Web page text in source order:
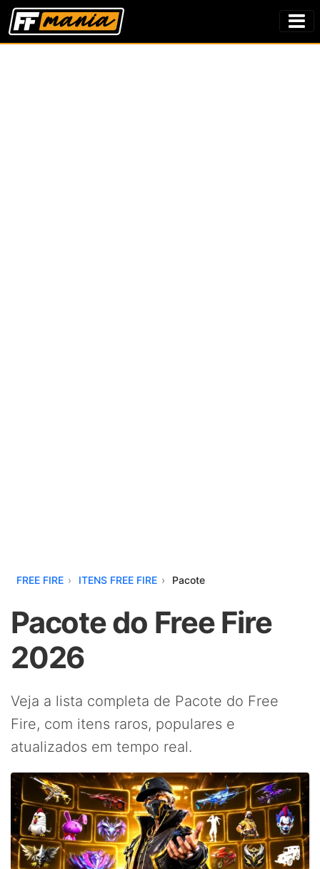
FREE FIRE ITENS FREE FIRE Pacote
Pacote do Free Fire
2026
Veja a lista completa de Pacote do Free
Fire, com itens raros, populares e
atualizados em tempo real.